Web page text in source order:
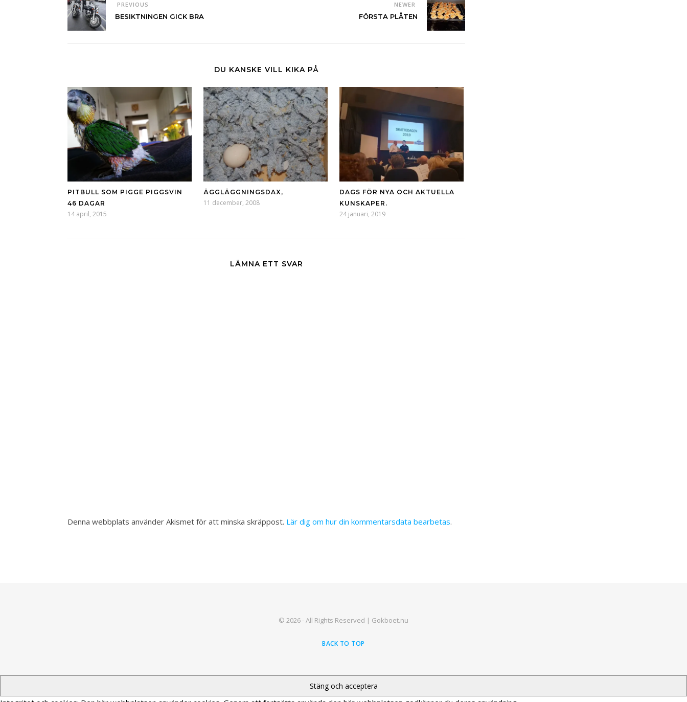
PREVIOUS
BESIKTNINGEN GICK BRA
NEWER
FÖRSTA PLÅTEN
DU KANSKE VILL KIKA PÅ
PITBULL SOM PIGGE PIGGSVIN
46 DAGAR
14 april, 2015
ÄGGLÄGGNINGSDAX,
11 december, 2008
DAGS FÖR NYA OCH AKTUELLA
KUNSKAPER.
24 januari, 2019
LÄMNA ETT SVAR
Denna webbplats använder Akismet för att minska skräppost. Lär dig om hur din kommentarsdata bearbetas.
© 2026 - All Rights Reserved | Gokboet.nu
BACK TO TOP